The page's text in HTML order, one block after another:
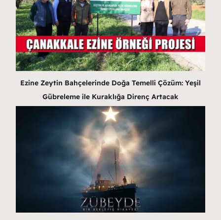
Ezine Zeytin Bahçelerinde Doğa Temelli Çözüm: Yeşil
Gübreleme ile Kuraklığa Direnç Artacak